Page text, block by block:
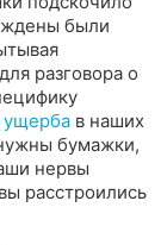
были
разговора о
ущерба в наших
бумажки,
нервы
расстроились